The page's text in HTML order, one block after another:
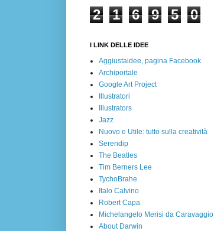
2 1 6 9 5 0
I LINK DELLE IDEE
Aggiustaidee, pagina Facebook
Archiportale
Google Art Project
Illustratori
Illustrators
Jazz
Nuovo e Utile: tutto sulla creatività
Serendip
The Beatles
Tim Berners Lee
TychoBrahe
Italo Calvino
Robert Capa
Michelangelo Merisi da Caravaggio
About Darwin